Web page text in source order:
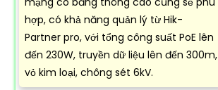
hợp, có khả năng quản lý từ Hik-
Partner pro, với tổng công suất PoE lên
đến 230W, truyền dữ liệu lên đến 300m,
vỏ kim loại, chông sét 6kV.